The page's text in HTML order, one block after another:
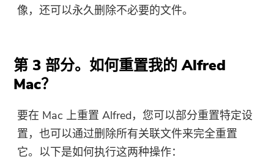
像，还可以永久删除不必要的文件。
第 3 部分。如何重置我的 Alfred
Mac？
要在 Mac 上重置 Alfred，您可以部分重置特定设
置，也可以通过删除所有关联文件来完全重置
它。以下是如何执行这两种操作：
立即购买